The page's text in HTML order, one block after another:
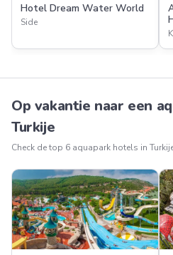
Hotel Dream Water World
Side
Op vakantie naar een
Turkije
Check de top 6 aquapark hotels in